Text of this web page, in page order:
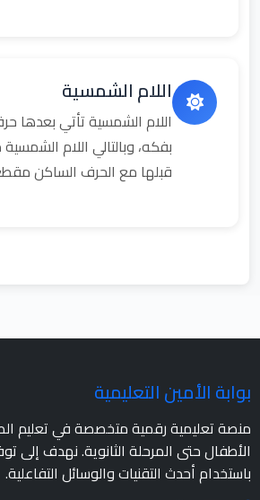
اللام الشمسية
اللام الشمسية تأتي بعدها
بفكه، وبالتالي اللام
قبلها مع الحرف الساكن
بوابة الأمين التعليمية
منصة تعليمية رقمية متخصصة في تعليم
الأطفال حتى المرحلة الثانوية. نهدف إلى
باستخدام أحدث التقنيات والوسائل التفاعلية.